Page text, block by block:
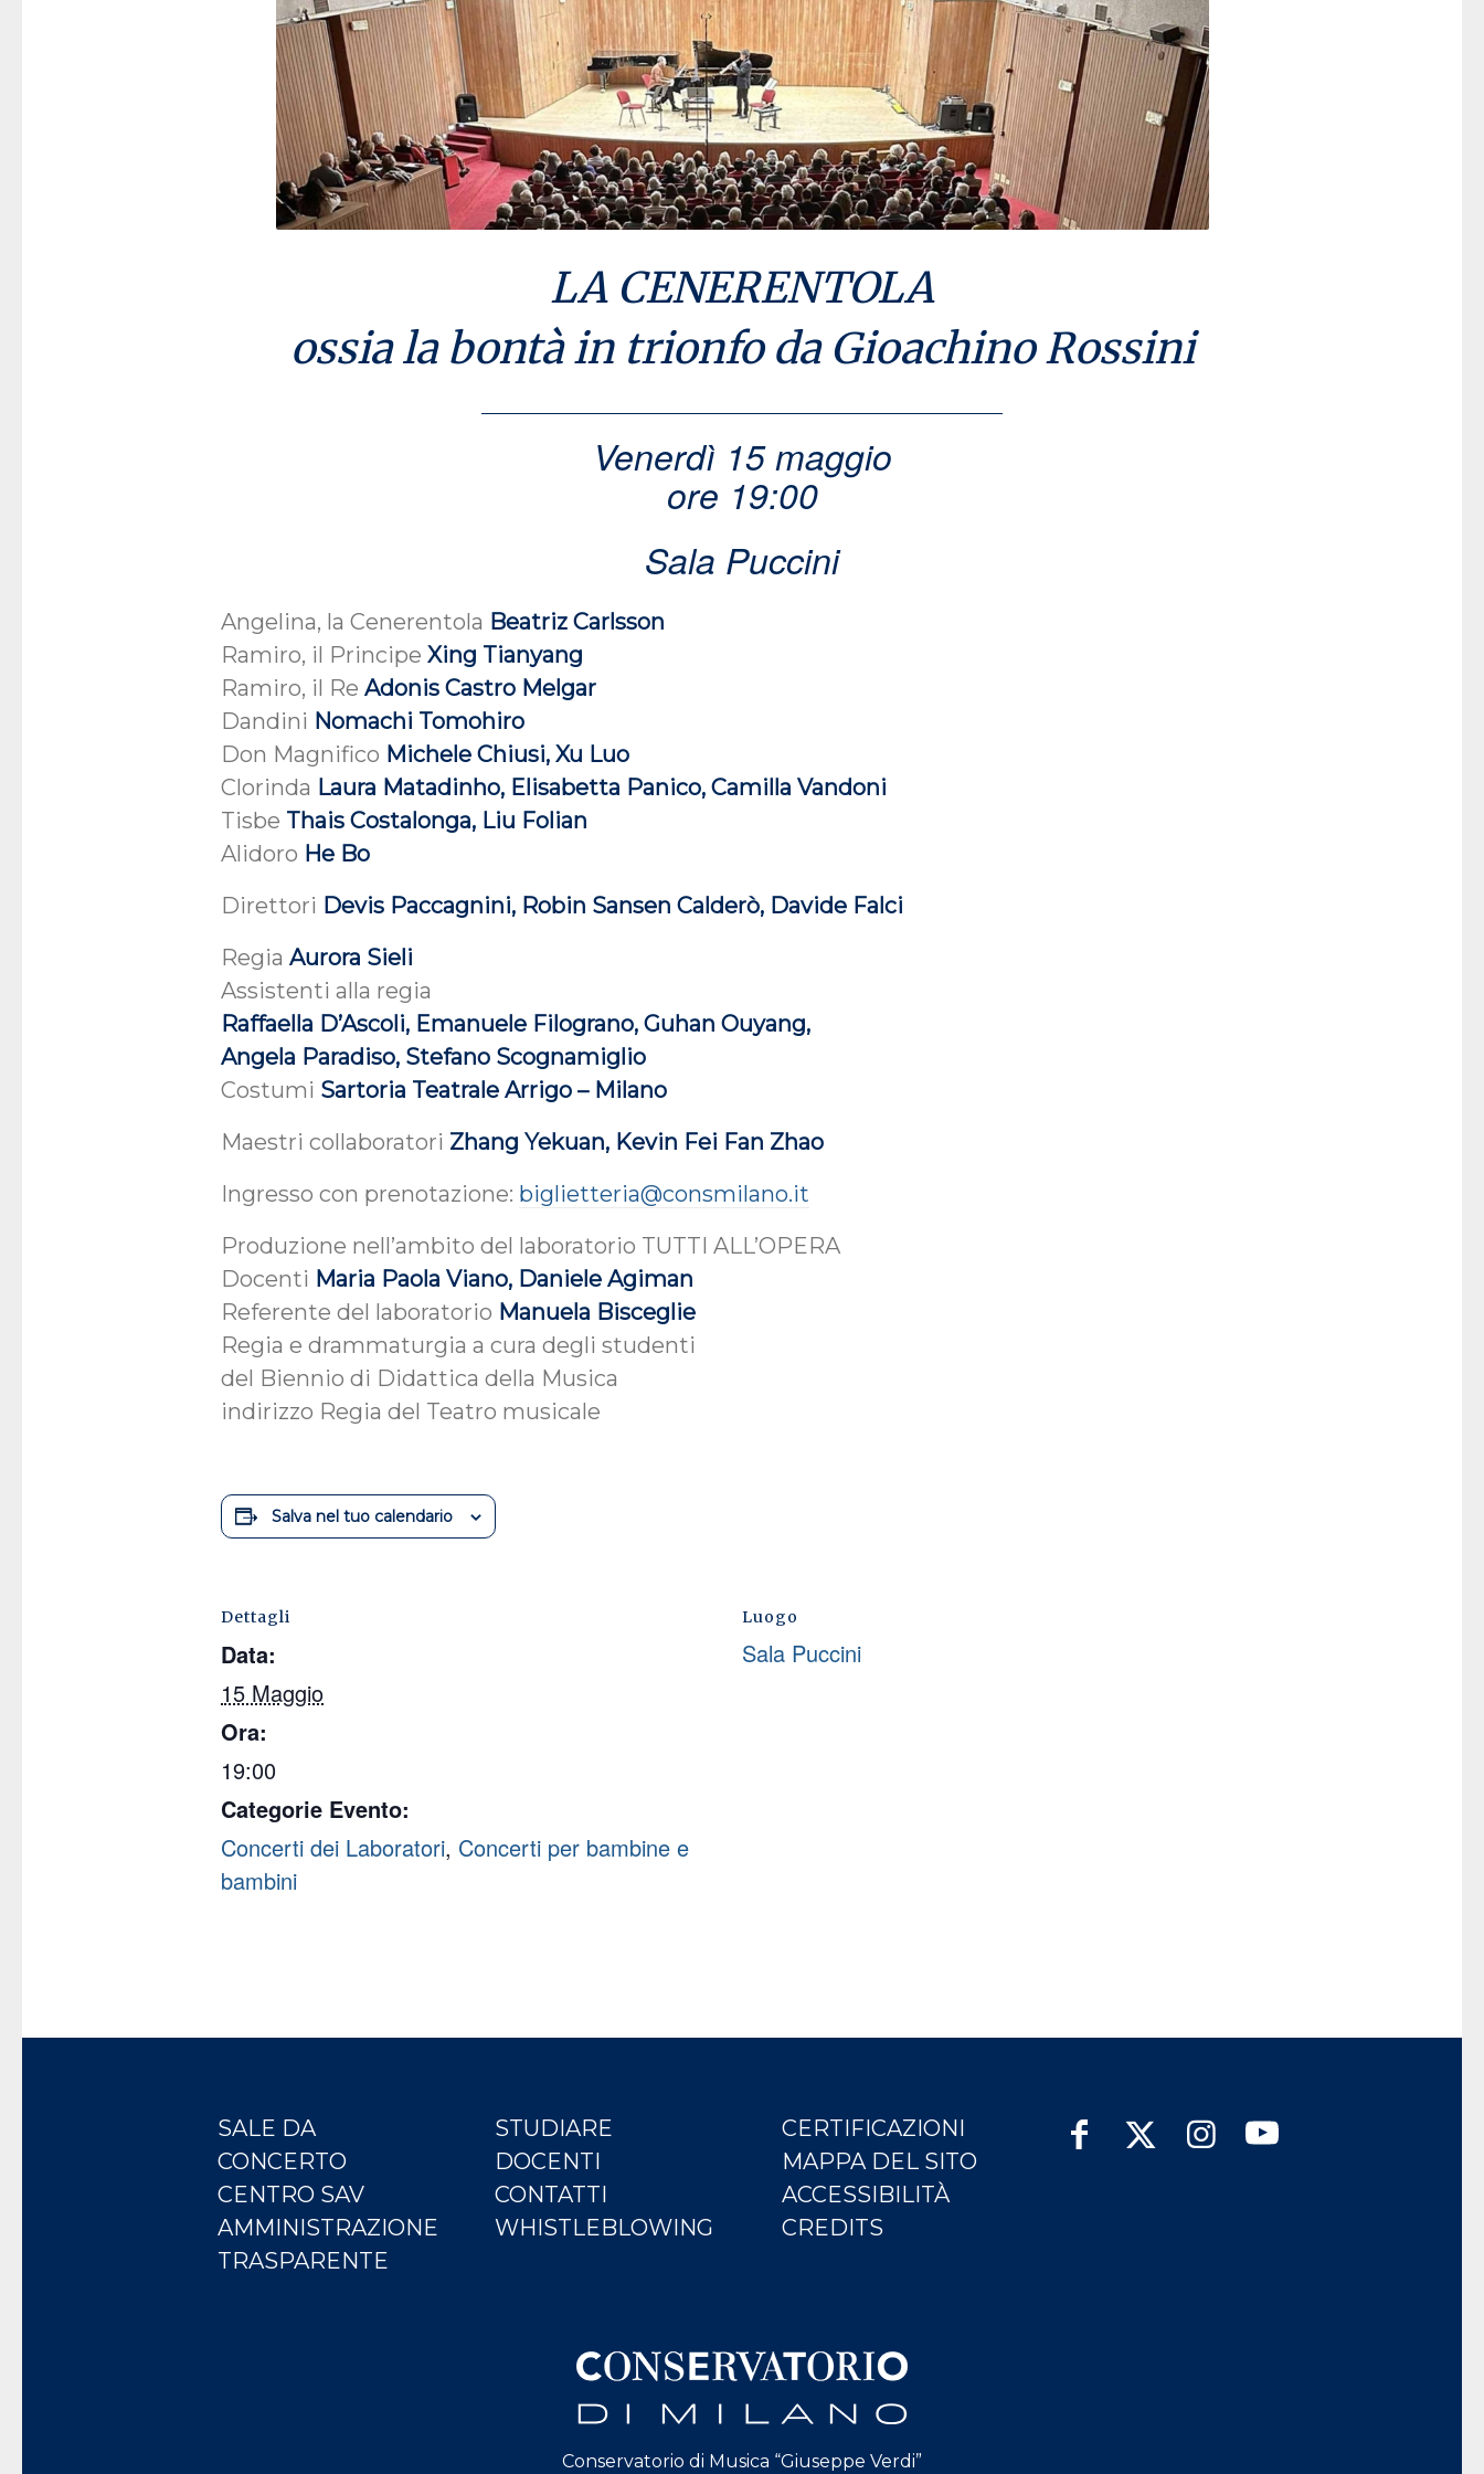
LA CENERENTOLA
ossia la bontà in trionfo da Gioachino Rossini
Venerdì 15 maggio
ore 19:00
Sala Puccini
Angelina, la Cenerentola Beatriz Carlsson
Ramiro, il PrincipeXing Tianyang
Ramiro, il ReAdonis Castro Melgar
Dandini Nomachi Tomohiro
Don Magnifico Michele Chiusi, Xu Luo
Clorinda Laura Matadinho, Elisabetta Panico, Camilla Vandoni
Tisbe Thais Costalonga, Liu Folian
Alidoro He Bo
Direttori Devis Paccagnini, Robin Sansen Calderò, Davide Falci
RegiaAurora Sieli
Assistenti alla regia
Raffaella D’Ascoli, Emanuele Filograno, Guhan Ouyang,
Angela Paradiso, Stefano Scognamiglio
Costumi Sartoria Teatrale Arrigo – Milano
Maestri collaboratori Zhang Yekuan, Kevin Fei Fan Zhao
Ingresso con prenotazione: biglietteria@consmilano.it
Produzione nell’ambito del laboratorio TUTTI ALL’OPERA
Docenti Maria Paola Viano, Daniele Agiman
Referente del laboratorio Manuela Bisceglie
Regia e drammaturgia a cura degli studenti
del Biennio di Didattica della Musica
indirizzo Regia del Teatro musicale
Salva nel tuo calendario
Dettagli
Data:
15 Maggio
Ora:
19:00
Categorie Evento:
Concerti dei Laboratori, Concerti per bambine e
bambini
Luogo
Sala Puccini
SALE DA
CONCERTO
CENTRO SAV
AMMINISTRAZIONE
TRASPARENTE
STUDIARE
DOCENTI
CONTATTI
WHISTLEBLOWING
CERTIFICAZIONI
MAPPA DEL SITO
ACCESSIBILITÀ
CREDITS
Conservatorio di Musica “Giuseppe Verdi”